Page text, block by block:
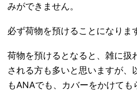
みができません。
必ず荷物を預けることになりま
荷物を預けるとなると、雑に扱
される方も多いと思いますが、
もANAでも、カバーをかけても